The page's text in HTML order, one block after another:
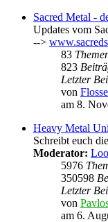
Sacred Metal -
Updates vom
-->
83
823
Letzter
von
am 8.
Heavy Metal
Schreibt euch
Moderator:
5976
350598
Letzter
von
am 6.